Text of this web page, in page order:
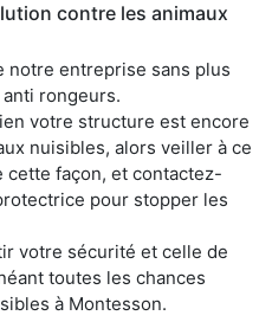
contre les animaux
notre entreprise sans plus
rongeurs.
votre structure est encore
nuisibles, alors veiller à ce
façon, et contactez-
pour stopper les
votre sécurité et celle de
toutes les chances
à Montesson.